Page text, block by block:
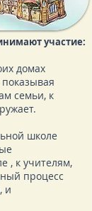
участие:
домах
семьи, к
школе
, к учителям,
процесс
и